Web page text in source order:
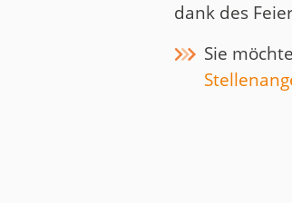
dank des
Sie